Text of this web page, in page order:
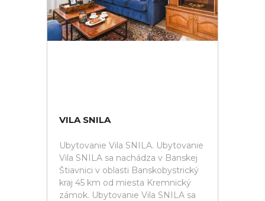
VILA SNILA
Ubytovanie Vila SNILA. Ubytovanie
Vila SNILA sa nachádza v Banskej
Štiavnici v oblasti Banskobystrický
kraj 45 km od miesta Kremnický
zámok. Ubytovanie Vila SNILA sa